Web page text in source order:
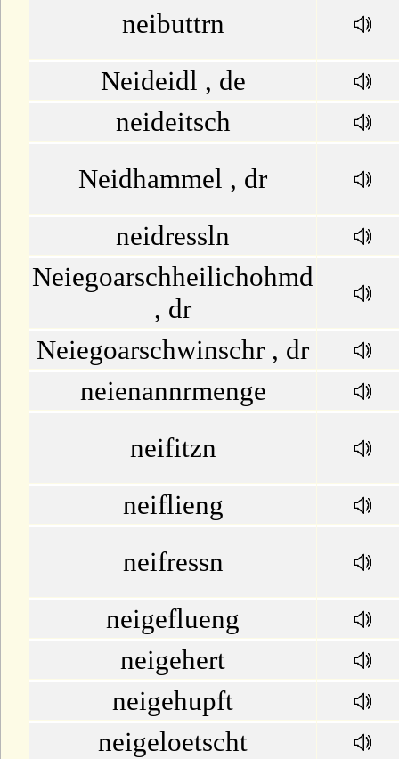
neibuttrn
Neideidl , de
neideitsch
Neidhammel , dr
neidressln
Neiegoarschheilichohmd
, dr
Neiegoarschwinschr , dr
neienannrmenge
neifitzn
neiflieng
neifressn
neigeflueng
neigehert
neigehupft
neigeloetscht